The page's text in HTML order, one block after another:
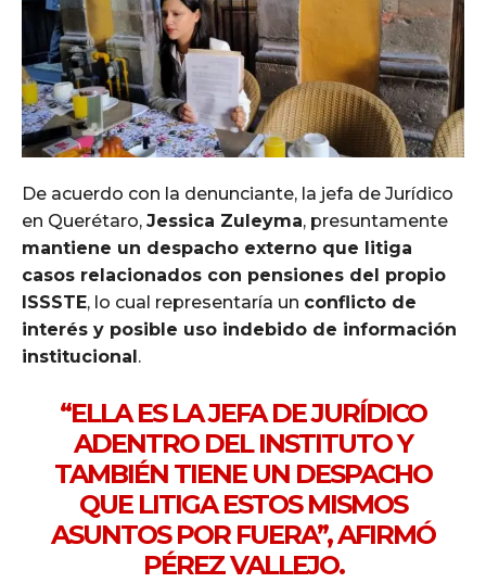
De acuerdo con la denunciante, la jefa de Jurídico
en Querétaro, Jessica Zuleyma, presuntamente
mantiene un despacho externo que litiga
casos relacionados con pensiones del propio
ISSSTE, lo cual representaría un conflicto de
interés y posible uso indebido de información
institucional.
“ELLA ES LA JEFA DE JURÍDICO
ADENTRO DEL INSTITUTO Y
TAMBIÉN TIENE UN DESPACHO
QUE LITIGA ESTOS MISMOS
ASUNTOS POR FUERA”, AFIRMÓ
PÉREZ VALLEJO.